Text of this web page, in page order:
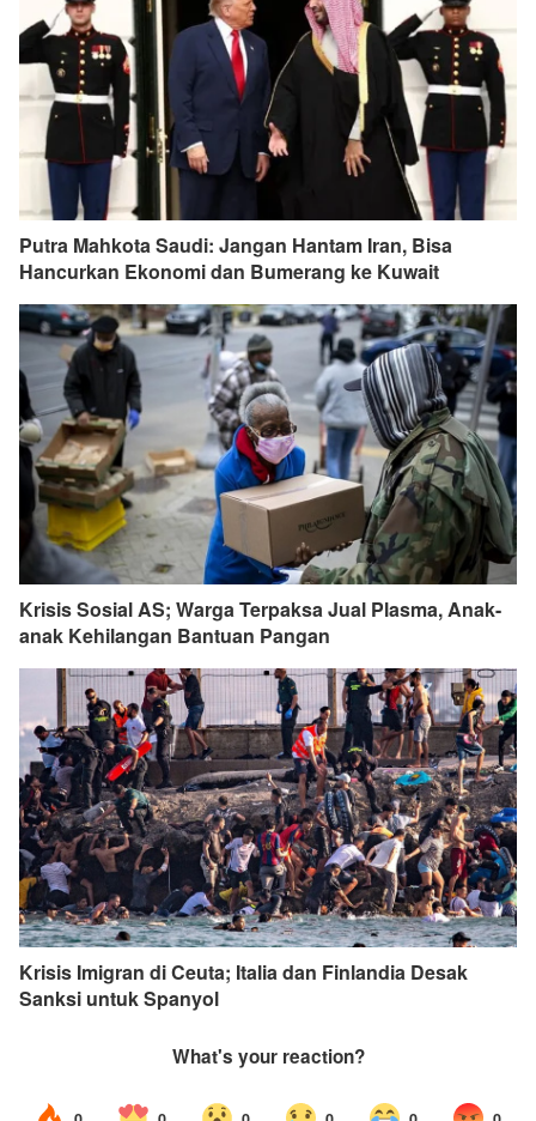
Putra Mahkota Saudi: Jangan Hantam Iran, Bisa
Hancurkan Ekonomi dan Bumerang ke Kuwait
Krisis Sosial AS; Warga Terpaksa Jual Plasma, Anak-
anak Kehilangan Bantuan Pangan
Krisis Imigran di Ceuta; Italia dan Finlandia Desak
Sanksi untuk Spanyol